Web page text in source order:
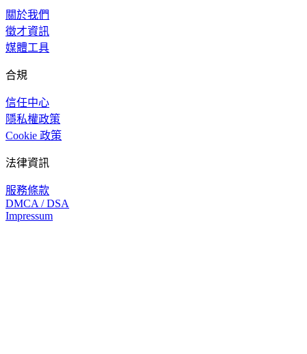
關於我們
徵才資訊
媒體工具
合規
信任中心
隱私權政策
Cookie 政策
法律資訊
服務條款
DMCA / DSA
Impressum